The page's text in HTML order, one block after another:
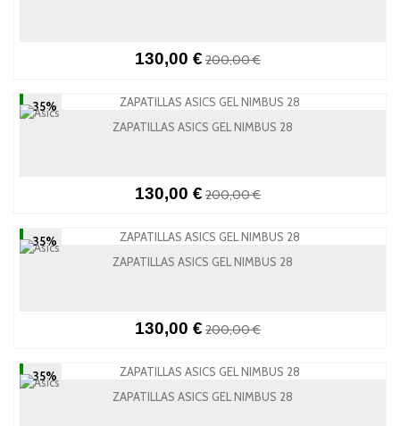
130,00 € 200,00 €
-35%
ZAPATILLAS ASICS GEL NIMBUS 28
130,00 € 200,00 €
-35%
ZAPATILLAS ASICS GEL NIMBUS 28
130,00 € 200,00 €
-35%
ZAPATILLAS ASICS GEL NIMBUS 28